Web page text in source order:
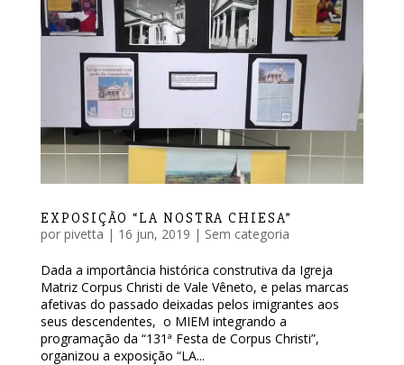
EXPOSIÇÃO “LA NOSTRA CHIESA”
por pivetta | 16 jun, 2019 | Sem categoria
Dada a importância histórica construtiva da Igreja
Matriz Corpus Christi de Vale Vêneto, e pelas marcas
afetivas do passado deixadas pelos imigrantes aos
seus descendentes, o MIEM integrando a
programação da “131ª Festa de Corpus Christi”,
organizou a exposição “LA...